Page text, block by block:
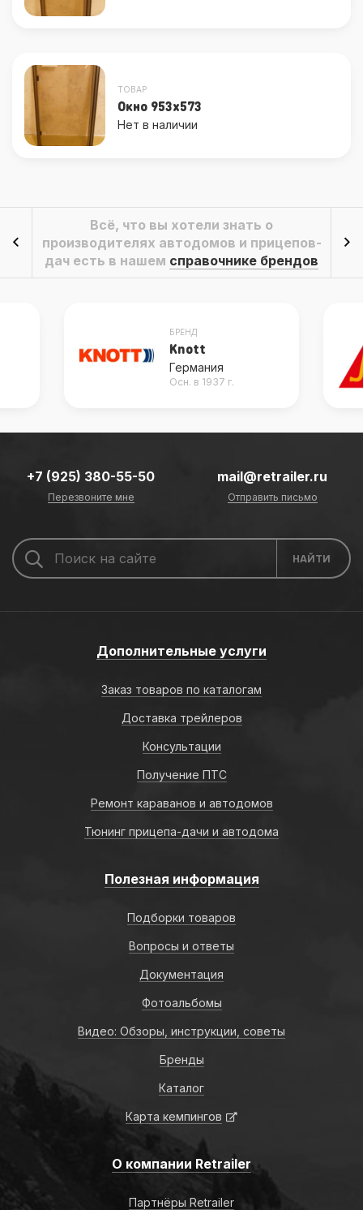
ТОВАР
Окно 953x573
Нет в наличии
Всё, что вы хотели знать о
производителях автодомов и прицепов-
дач есть в нашем справочнике брендов
БРЕНД
Knott
Германия
Осн. в 1937 г.
+7 (925) 380-55-50
Перезвоните мне
mail@retrailer.ru
Отправить письмо
Дополнительные услуги
Заказ товаров по каталогам
Доставка трейлеров
Консультации
Получение ПТС
Ремонт караванов и автодомов
Тюнинг прицепа-дачи и автодома
Полезная информация
Подборки товаров
Вопросы и ответы
Документация
Фотоальбомы
Видео: Обзоры, инструкции, советы
Бренды
Каталог
Карта кемпингов
О компании Retrailer
Партнёры Retrailer